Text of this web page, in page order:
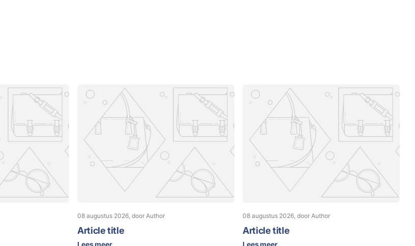
08 augustus 2026, door Author
Article title
Lees meer
08 augustus 2026, door Author
Article title
Lees meer